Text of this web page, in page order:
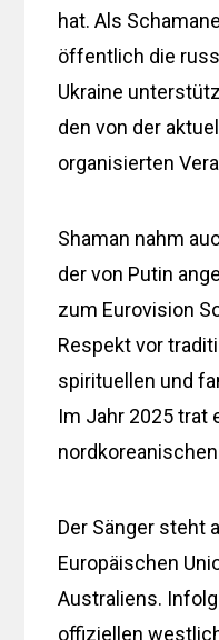
hat. Als
öffentlich die
Ukraine
den von der
organisierten
Shaman nahm
der von Putin
zum Eurovision
Respekt vor
spirituellen und
Im Jahr 2025 trat
Der Sänger steht
Europäischen
Australiens.
offiziellen